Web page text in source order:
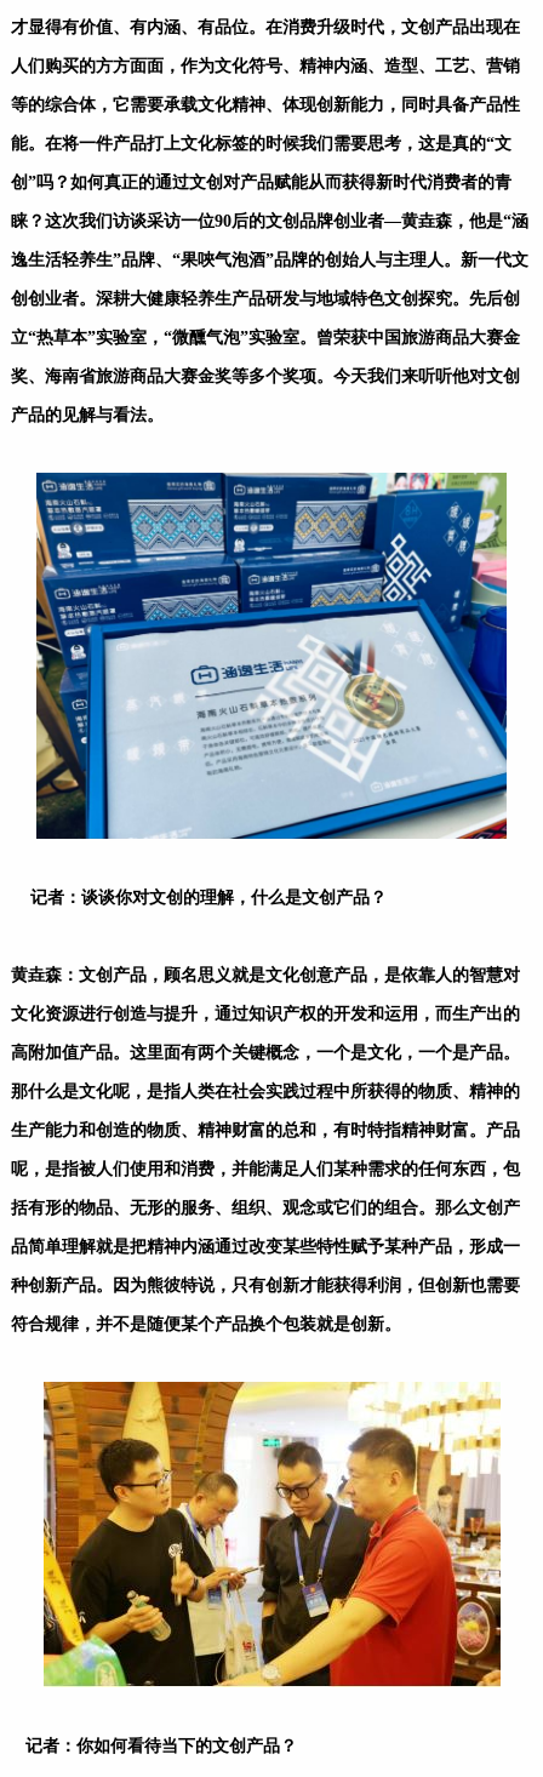
才显得有价值、有内涵、有品位。在消费升级时代，文创产品出现在
人们购买的方方面面，作为文化符号、精神内涵、造型、工艺、营销
等的综合体，它需要承载文化精神、体现创新能力，同时具备产品性
能。在将一件产品打上文化标签的时候我们需要思考，这是真的“文
创”吗？如何真正的通过文创对产品赋能从而获得新时代消费者的青
睐？这次我们访谈采访一位90后的文创品牌创业者—黄垚森，他是“涵
逸生活轻养生”品牌、“果唊气泡酒”品牌的创始人与主理人。新一代文
创创业者。深耕大健康轻养生产品研发与地域特色文创探究。先后创
立“热草本”实验室，“微醺气泡”实验室。曾荣获中国旅游商品大赛金
奖、海南省旅游商品大赛金奖等多个奖项。今天我们来听听他对文创
产品的见解与看法。
记者：谈谈你对文创的理解，什么是文创产品？
黄垚森：文创产品，顾名思义就是文化创意产品，是依靠人的智慧对
文化资源进行创造与提升，通过知识产权的开发和运用，而生产出的
高附加值产品。这里面有两个关键概念，一个是文化，一个是产品。
那什么是文化呢，是指人类在社会实践过程中所获得的物质、精神的
生产能力和创造的物质、精神财富的总和，有时特指精神财富。产品
呢，是指被人们使用和消费，并能满足人们某种需求的任何东西，包
括有形的物品、无形的服务、组织、观念或它们的组合。那么文创产
品简单理解就是把精神内涵通过改变某些特性赋予某种产品，形成一
种创新产品。因为熊彼特说，只有创新才能获得利润，但创新也需要
符合规律，并不是随便某个产品换个包装就是创新。
记者：你如何看待当下的文创产品？